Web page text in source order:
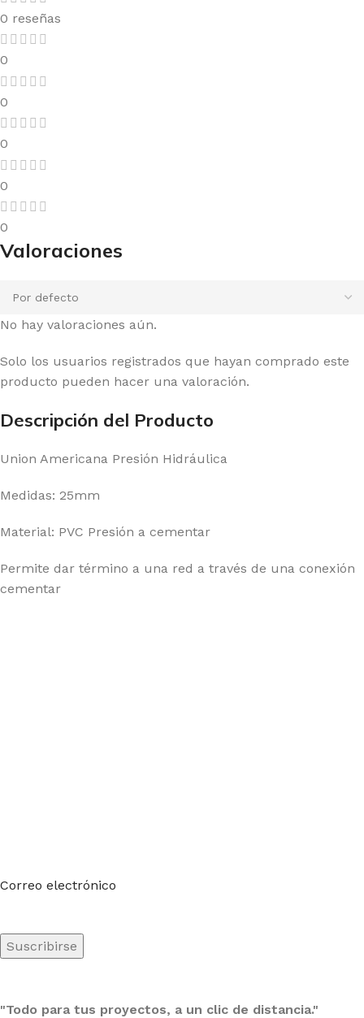
0 reseñas
0
0
0
0
0
Valoraciones
No hay valoraciones aún.
Solo los usuarios registrados que hayan comprado este
producto pueden hacer una valoración.
Descripción del Producto
Union Americana Presión Hidráulica
Medidas: 25mm
Material: PVC Presión a cementar
Permite dar término a una red a través de una conexión
cementar
Correo electrónico
"Todo para tus proyectos, a un clic de distancia."